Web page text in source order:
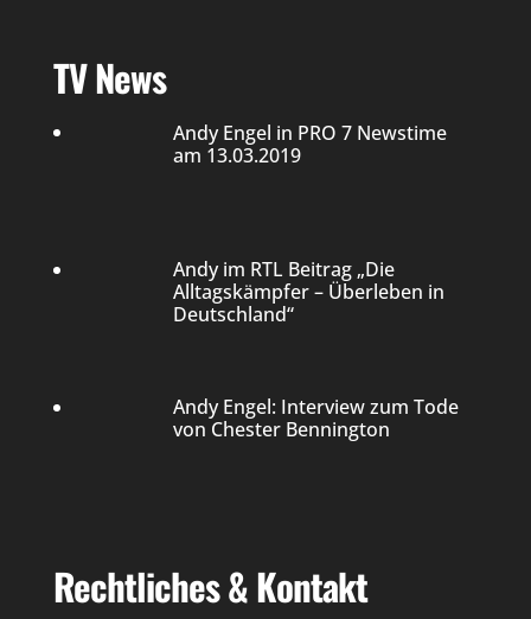
TV News
Andy Engel in PRO 7 Newstime
am 13.03.2019
Andy im RTL Beitrag „Die
Alltagskämpfer – Überleben in
Deutschland“
Andy Engel: Interview zum Tode
von Chester Bennington
Rechtliches & Kontakt